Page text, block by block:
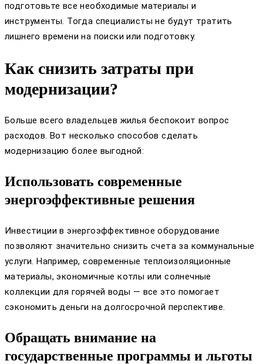
подготовьте все необходимые материалы и
инструменты. Тогда специалисты не будут тратить
лишнего времени на поиски или подготовку.
Как снизить затраты при
модернизации?
Больше всего владельцев жилья беспокоит вопрос
расходов. Вот несколько способов сделать
модернизацию более выгодной:
Использовать современные
энергоэффективные решения
Инвестиции в энергоэффективное оборудование
позволяют значительно снизить счета за коммунальные
услуги. Например, современные теплоизоляционные
материалы, экономичные котлы или солнечные
коллекции для горячей воды — все это помогает
сэкономить деньги на долгосрочной перспективе.
Обращать внимание на
государственные программы и льготы